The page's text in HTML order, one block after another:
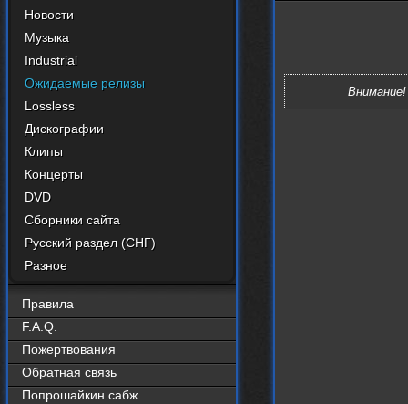
Новости
Музыка
Industrial
Ожидаемые релизы
Lossless
Дискографии
Клипы
Концерты
DVD
Сборники сайта
Русский раздел (СНГ)
Разное
Правила
F.A.Q.
Пожертвования
Обратная связь
Попрошайкин сабж